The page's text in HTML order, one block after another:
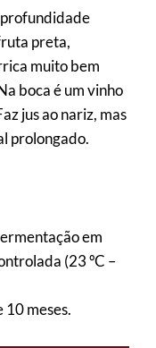
preta,
muito bem
boca é um vinho
jus ao nariz, mas
prolongado.
em
(23 ºC –
10 meses.